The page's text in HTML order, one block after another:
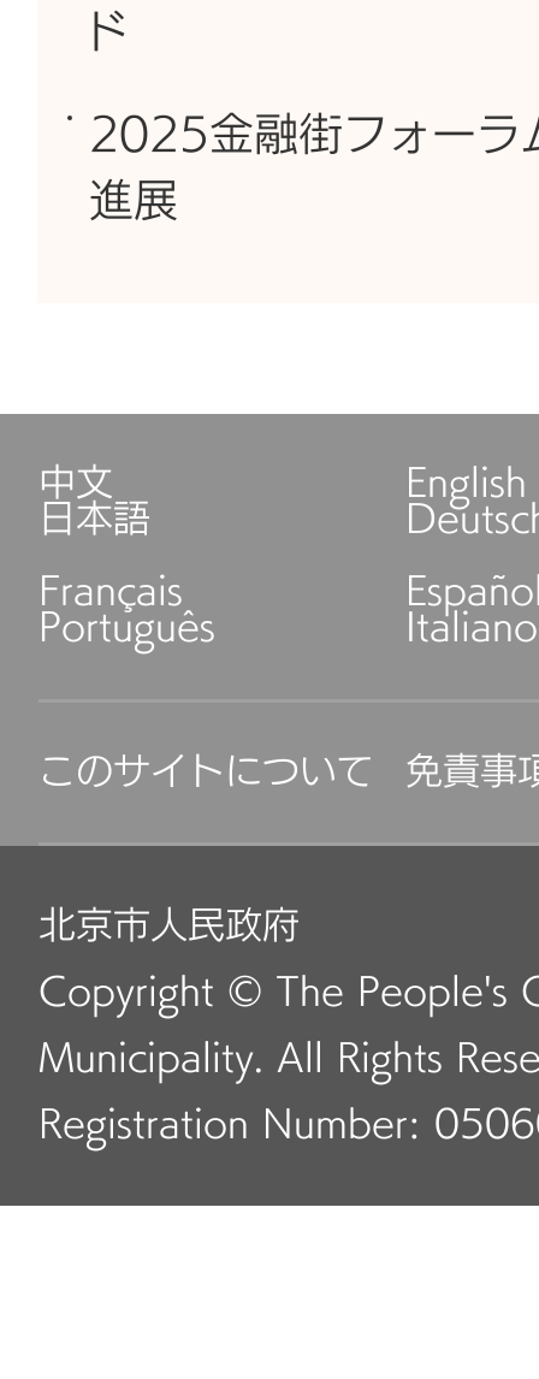
ド
2025金融街フォーラ
進展
中文 English
日本語
Français
Português Italiano
このサイトについて 免責事
北京市人民政府
Copyright © The People's
Municipality. All Rights
Registration Number: